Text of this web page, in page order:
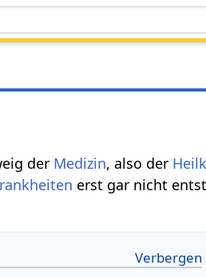
der Medizin, also der
erst gar nicht